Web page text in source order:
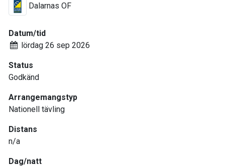
Dalarnas OF
Datum/tid
lördag 26 sep 2026
Status
Godkänd
Arrangemangstyp
Nationell tävling
Distans
n/a
Dag/natt